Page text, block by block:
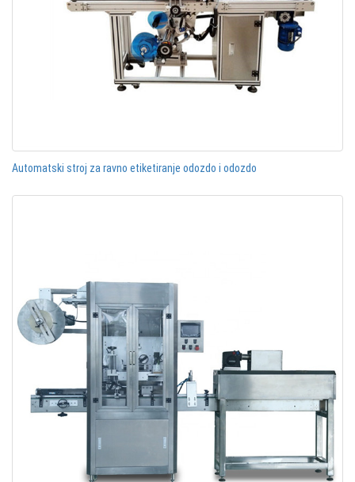
Automatski stroj za ravno etiketiranje odozdo i odozdo